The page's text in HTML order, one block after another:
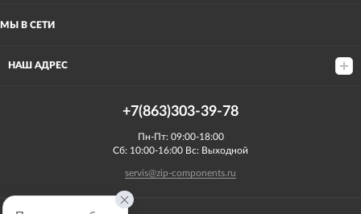
МЫ В СЕТИ
НАШ АДРЕС
+7(863)303-39-78
Пн-Пт: 09:00-18:00
Сб: 10:00-16:00 Вс: Выходной
servis@zip-components.ru